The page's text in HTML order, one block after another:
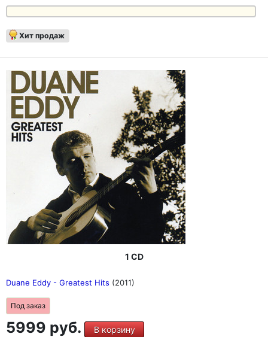
Хит продаж
1 CD
Duane Eddy - Greatest Hits (2011)
Под заказ
5999 руб. В корзину